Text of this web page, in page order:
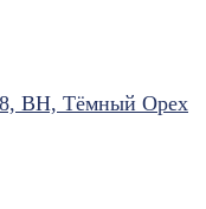
ВН, Тёмный Орех